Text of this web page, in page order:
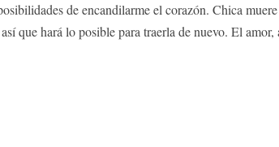
de encandilarme el corazón. Chica
que hará lo posible para traerla de nuevo. El amor,